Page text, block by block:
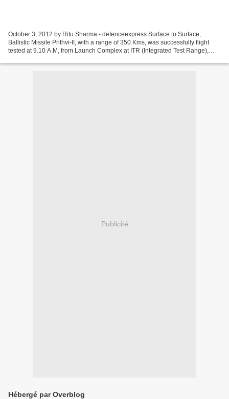
October 3, 2012 by Ritu Sharma - defenceexpress Surface to Surface,
Ballistic Missile Prithvi-II, with a range of 350 Kms, was successfully flight
tested at 9.10 A.M, from Launch Complex at ITR (Integrated Test Range),
Publicité
Hébergé par Overblog